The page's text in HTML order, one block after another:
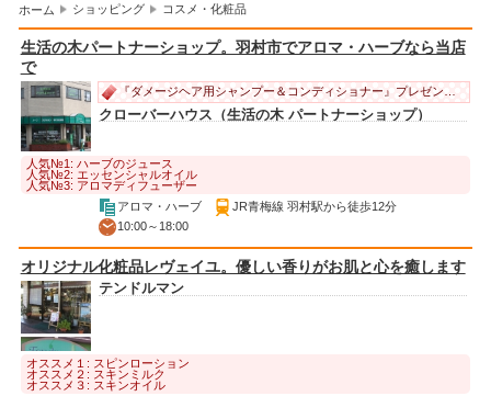
ホーム ショッピング コスメ・化粧品
生活の木パートナーショップ。羽村市でアロマ・ハーブなら当店
で
『ダメージヘア用シャンプー＆コンディショナー』プレゼント！
クローバーハウス（生活の木 パートナーショップ）
人気№1: ハーブのジュース
人気№2: エッセンシャルオイル
人気№3: アロマディフューザー
アロマ・ハーブ
JR青梅線 羽村駅から徒歩12分
10:00～18:00
オリジナル化粧品レヴェイユ。優しい香りがお肌と心を癒します
テンドルマン
オススメ１: スピンローション
オススメ２: スキンミルク
オススメ３: スキンオイル